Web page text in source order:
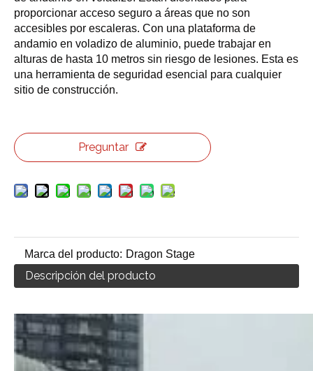
proporcionar acceso seguro a áreas que no son
accesibles por escaleras. Con una plataforma de
andamio en voladizo de aluminio, puede trabajar en
alturas de hasta 10 metros sin riesgo de lesiones. Esta es
una herramienta de seguridad esencial para cualquier
sitio de construcción.
Preguntar
Marca del producto: Dragon Stage
Descripción del producto